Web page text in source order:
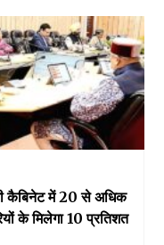
में 20 से अधिक
के मिलेगा 10 प्रतिशत